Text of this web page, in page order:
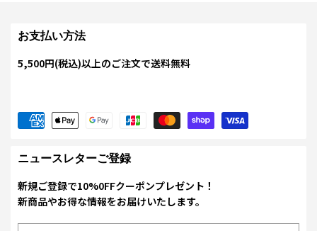
お支払い方法
5,500円(税込)以上のご注文で送料無料
ニュースレターご登録
新規ご登録で10%0FFクーポンプレゼント！
新商品やお得な情報をお届けいたします。